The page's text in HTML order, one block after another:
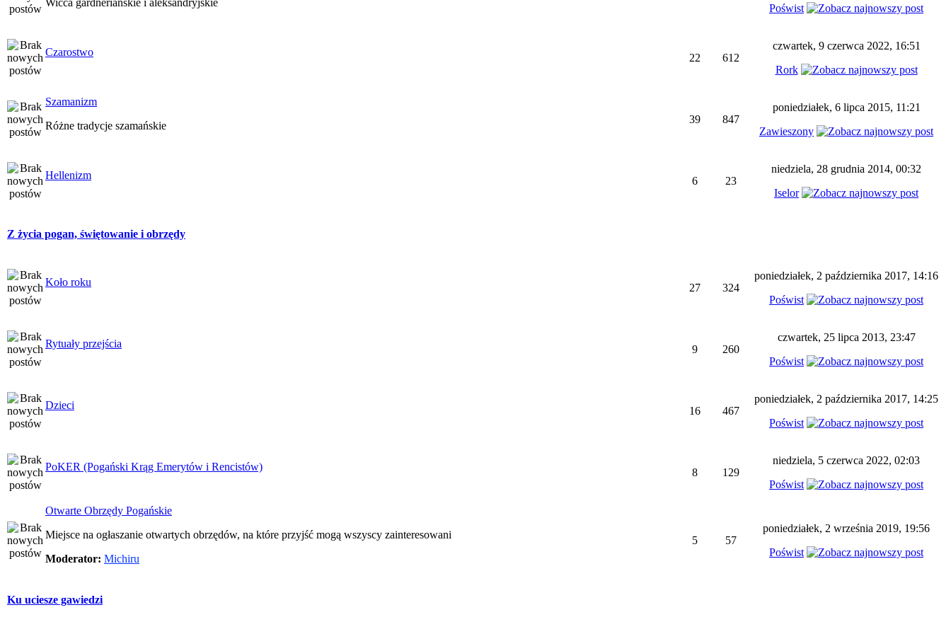
Wicca gardneriańskie i aleksandryjskie
Poświst
Czarostwo 22 612
czwartek, 9 czerwca 2022, 16:51
Rork
Szamanizm
Różne tradycje szamańskie
39 847
poniedziałek, 6 lipca 2015, 11:21
Zawieszony
Hellenizm 6 23
niedziela, 28 grudnia 2014, 00:32
Iselor
Z życia pogan, świętowanie i obrzędy
Koło roku 27 324
poniedziałek, 2 października 2017, 14:16
Poświst
Rytuały przejścia 9 260
czwartek, 25 lipca 2013, 23:47
Poświst
Dzieci 16 467
poniedziałek, 2 października 2017, 14:25
Poświst
PoKER (Pogański Krąg Emerytów i Rencistów) 8 129
niedziela, 5 czerwca 2022, 02:03
Poświst
Otwarte Obrzędy Pogańskie
Miejsce na ogłaszanie otwartych obrzędów, na które przyjść mogą wszyscy zainteresowani
Moderator: Michiru
5 57
poniedziałek, 2 września 2019, 19:56
Poświst
Ku uciesze gawiedzi